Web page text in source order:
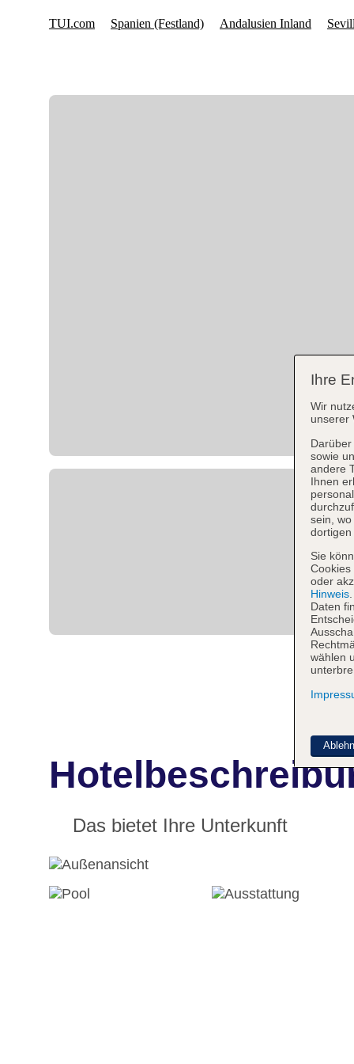
Das bietet Ihre Unterkunft
Ihre
Wir
unserer
sowie
andere
Ihnen
sein,
dortigen
Sie
Cookies
oder
Hinweis
Daten
wählen